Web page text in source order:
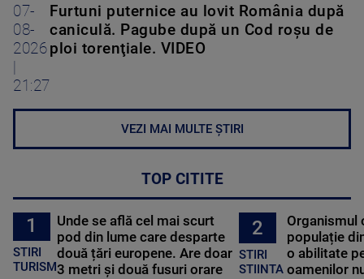
07-
08-
2026
21:27
Furtuni puternice au lovit România după
caniculă. Pagube după un Cod roşu de
ploi torenţiale. VIDEO
VEZI MAI MULTE ȘTIRI
TOP CITITE
1
STIRI
TURISM
Unde se află cel mai scurt
pod din lume care desparte
două țări europene. Are doar
3 metri și două fusuri orare
2
STIRI
STIINTA
Organismul
populație
o abilitate
oamenilor